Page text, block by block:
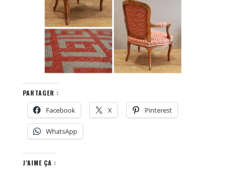
PARTAGER :
Facebook X Pinterest
WhatsApp
J’AIME ÇA :